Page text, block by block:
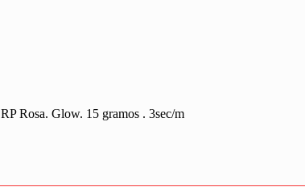
Rosa. Glow. 15 gramos . 3sec/m